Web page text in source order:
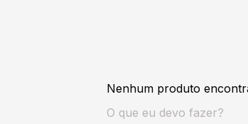
Nenhum produto
O que eu devo fazer?